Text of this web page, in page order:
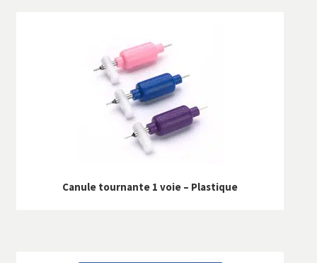
Canule tournante 1 voie – Plastique